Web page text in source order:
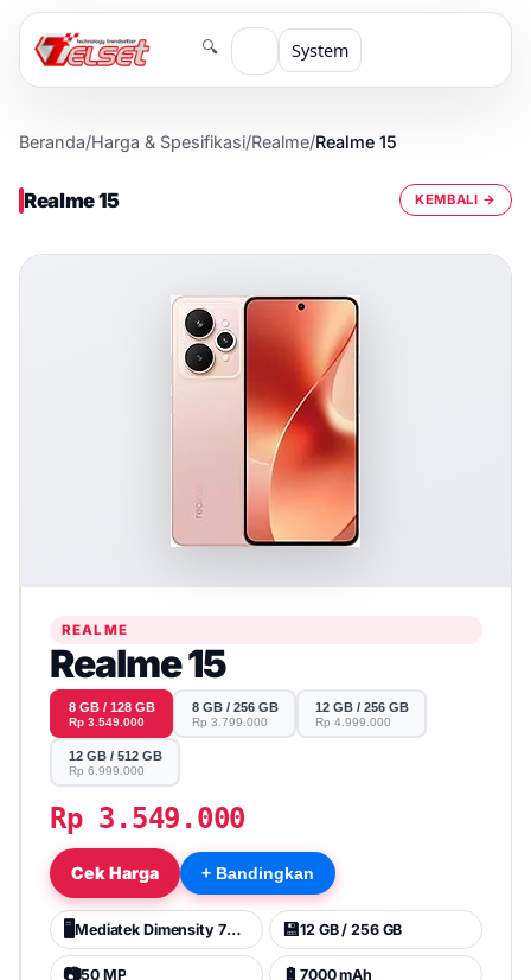
🔍 System
Beranda/Harga & Spesifikasi/Realme/Realme 15
Realme 15 KEMBALI →
REALME
Realme 15
8 GB / 128 GB
Rp 3.549.000
8 GB / 256 GB
Rp 3.799.000
12 GB / 256 GB
Rp 4.999.000
12 GB / 512 GB
Rp 6.999.000
Rp 3.549.000
Cek Harga + Bandingkan
🖥️ Mediatek Dimensity 7300+ (4 nm) 💾12 GB / 256 GB
📷50 MP 🔋 7000 mAh